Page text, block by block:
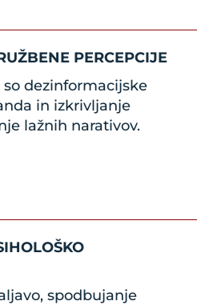
PERCEPCIJE
dezinformacijske
in izkrivljanje
lažnih narativov.
spodbujanje